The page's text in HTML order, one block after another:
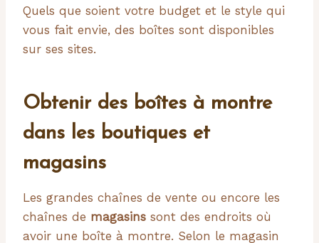
Quels que soient votre budget et le style qui
vous fait envie, des boîtes sont disponibles
sur ses sites.
Obtenir des boîtes à montre
dans les boutiques et
magasins
Les grandes chaînes de vente ou encore les
chaînes de magasins sont des endroits où
avoir une boîte à montre. Selon le magasin